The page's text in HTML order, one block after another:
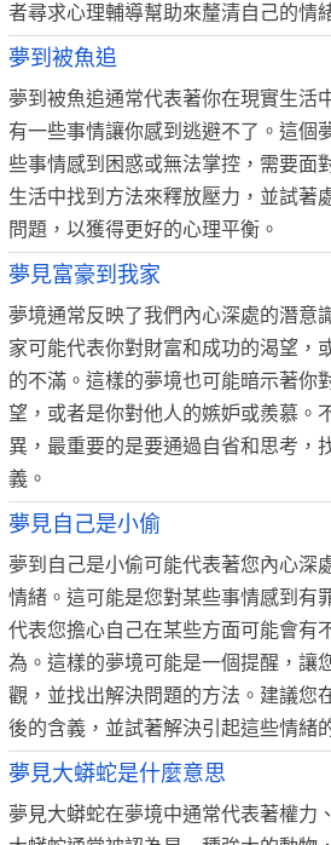
者尋求心理輔導幫助來釐清自己的情
夢到被魚追
夢到被魚追通常代表著你在現實生活
有一些事情讓你感到逃避不了。這個
些事情感到困惑或無法掌控，需要面
生活中找到方法來釋放壓力，並試著
問題，以獲得更好的心理平衡。
夢見富豪到我家
夢境通常反映了我們內心深處的潛意
家可能代表你對財富和成功的渴望，
的不滿。這樣的夢境也可能暗示著你
望，或者是你對他人的嫉妒或羨慕。
異，最重要的是要通過自省和思考，
義。
夢見自己是小偷
夢到自己是小偷可能代表著您內心深
情緒。這可能是您對某些事情感到有
代表您擔心自己在某些方面可能會有
為。這樣的夢境可能是一個提醒，讓
觀，並找出解決問題的方法。建議您
後的含義，並試著解決引起這些情緒
夢見大蟒蛇是什麼意思
夢見大蟒蛇在夢境中通常代表著權力